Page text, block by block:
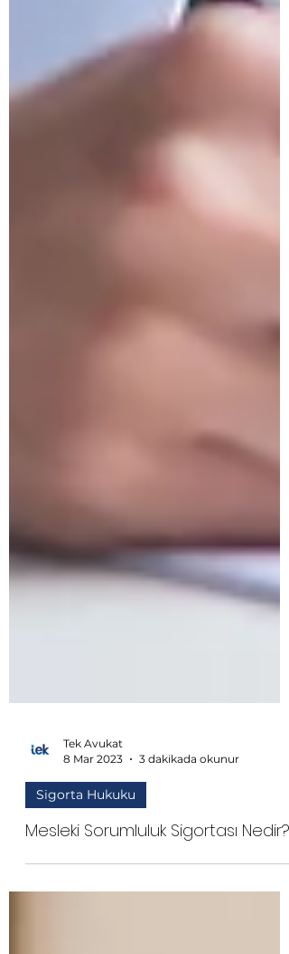
Tek Avukat
8 Mar 2023
Sigorta Hukuku
Mesleki Sorumluluk Sigortası Nedir?